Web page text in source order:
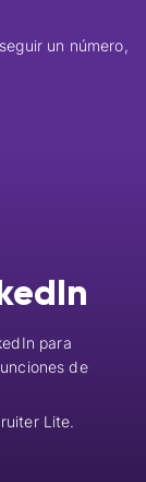
un número,
para
de
Lite.